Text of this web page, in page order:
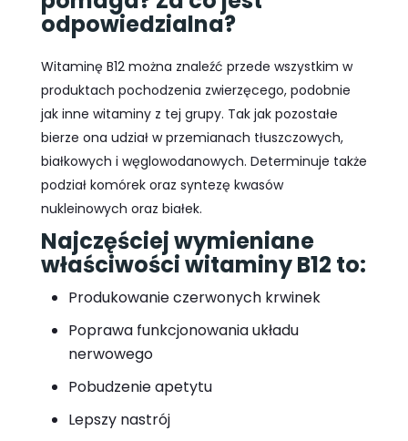
odpowiedzialna?
Witaminę B12 można znaleźć przede wszystkim w
produktach pochodzenia zwierzęcego, podobnie
jak inne witaminy z tej grupy. Tak jak pozostałe
bierze ona udział w przemianach tłuszczowych,
białkowych i węglowodanowych. Determinuje także
podział komórek oraz syntezę kwasów
nukleinowych oraz białek.
Najczęściej wymieniane
właściwości witaminy B12 to:
Produkowanie czerwonych krwinek
Poprawa funkcjonowania układu
nerwowego
Pobudzenie apetytu
Lepszy nastrój